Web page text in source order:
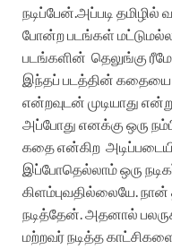
நடிப்பேன்.அப்படி தமிழில்
போன்ற படங்கள்
படங்களின் தெலுங்கு
இந்தப் படத்தின் கதையை
என்றவுடன் முடியாது
அப்போது எனக்கு ஒரு
கதை என்கிற
இப்போதெல்லாம் ஒரு நடிகர்
கிளம்புவதில்லையே.
நடித்தேன். அதனால்
மற்றவர் நடித்த